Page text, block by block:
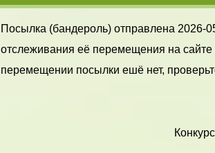
Посылка (бандероль) отправлена 2026-
отслеживания её перемещения на сайте
перемещении посылки ешё нет,